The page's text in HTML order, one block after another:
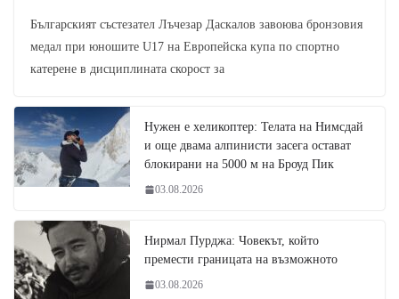
Българският състезател Лъчезар Даскалов завоюва бронзовия
медал при юношите U17 на Европейска купа по спортно
катерене в дисциплината скорост за
Нужен е хеликоптер: Телата на Нимсдай
и още двама алпинисти засега остават
блокирани на 5000 м на Броуд Пик
03.08.2026
Нирмал Пурджа: Човекът, който
премести границата на възможното
03.08.2026